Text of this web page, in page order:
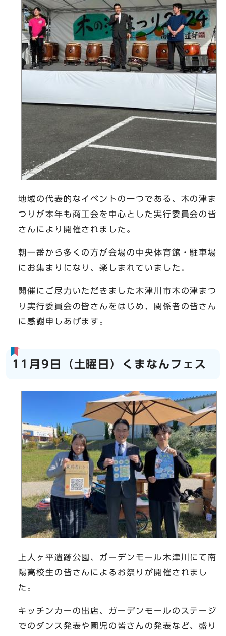
地域の代表的なイベントの一つである、木の津ま
つりが本年も商工会を中心とした実行委員会の皆
さんにより開催されました。
朝一番から多くの方が会場の中央体育館・駐車場
にお集まりになり、楽しまれていました。
開催にご尽力いただきました木津川市木の津まつ
り実行委員会の皆さんをはじめ、関係者の皆さん
に感謝申しあげます。
11月9日（土曜日）くまなんフェス
上人ヶ平遺跡公園、ガーデンモール木津川にて南
陽高校生の皆さんによるお祭りが開催されまし
た。
キッチンカーの出店、ガーデンモールのステージ
でのダンス発表や園児の皆さんの発表など、盛り